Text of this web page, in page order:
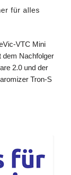
für alles
VTC Mini
dem Nachfolger
2.0 und der
Tron-S